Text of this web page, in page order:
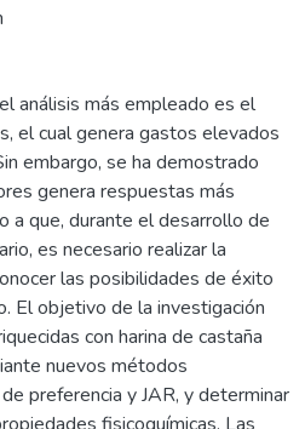
análisis más empleado es el
el cual genera gastos elevados
embargo, se ha demostrado
genera respuestas más
a que, durante el desarrollo de
es necesario realizar la
las posibilidades de éxito
El objetivo de la investigación
con harina de castaña
nuevos métodos
preferencia y JAR, y determinar